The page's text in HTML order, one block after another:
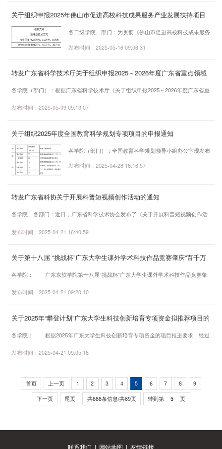
一、项目类别及限额情况本年度课题设立四个研究专题：（一）习近平新时代中国
特色社会主义思想研究专题；（二）全国...
关于组织申报2025年佛山市促进高校科技成果服务产业发展扶持项目
各二级学院、部门：为贯彻《佛山市促进高校科技成果服务
产业发展扶持办法》（佛山教育〔2023〕20号）精神，健
促进高校科技成果服务产业发展扶持项目申报工作，现将我
发布时间：2025-05-16 09:06:31
转发广东省科学技术厅关于组织申报2025～2026年度广东省重点领域
各学院（部门）：根据广东省科学技术厅《关于组织申报2025～2026年度广东省重
（http://pro.gdstc.gd.gov.cn/egrantweb/）查看具体指南文件（不得转载发布）并提
交有关材料，必要的技术、财务、知识产...
发布时间：2025-05-09 09:13:07
关于组织2025年度全国教育科学规划专项项目的申报通知
各学院（部门）：全国教育科学规划领导小组办公室现发布
了2025年度全国教育科学规划 “高校毕业生就业研究专
考试专项）申报通知，为做好专项申报工作，现就有关事项
公告如下：一、项目申报类别及要求2个专项项目均不限额
申报，详细具体的申报条件和要求请查阅通知原文。二、选
并按照指南要求开展研究，自拟选题不...
发布时间：2025-04-28 16:16:57
转发广东省科协关于开展科普短视频创作活动的通知
各学院、各部门：近日，广东省科学技术协会发布了《关于开展科普短视频创作活
现将有关事项转发如下：一、活动时间2025年4-9月。二、作品要求（一）主题内容
性，通俗简洁，直观形象。作品内容要结合热点、时令等方面，围绕前沿科技、健
康卫生、环境保护、天文地理、动植物、...
发布时间：2025-04-21 16:40:59
关于第十八届 “挑战杯”广东大学生课外学术科技作品竞赛肇庆“百千万
各学院： 广东东软学院第十八届“挑战杯”广东大学生课外学术科技作品竞赛肇
异议，请实名向校团委反映。 公示时间：2025.4.21-2025.4....
发布时间：2025-04-21 09:20:10
关于2025年“攀登计划”广东大学生科技创新培育专项资金拟推荐项目的
各学院： 根据2025年广东大学生科技创新培育专项资金的项目推进要求，经过
审。 公示期：2025.4.21-2025.4.27 如对公示内容持有异议，请在公示期
发布时间：2025-04-21 09:05:16
首页 上一页 1 2 3 4 5 6 7 8 9
下一页 尾页 共688条信息/共69页 转到第 页
联系我们 | 网站地图 | 友情链接